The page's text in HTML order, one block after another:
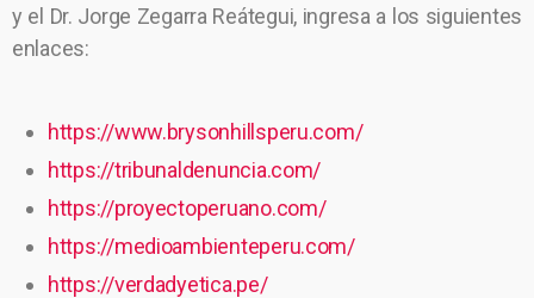
y el Dr. Jorge Zegarra Reátegui, ingresa a los siguientes
enlaces:
https://www.brysonhillsperu.com/
https://tribunaldenuncia.com/
https://proyectoperuano.com/
https://medioambienteperu.com/
https://verdadyetica.pe/